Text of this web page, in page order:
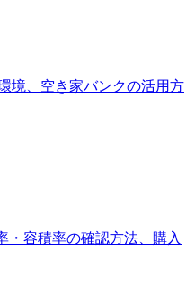
境、空き家バンクの活用方
・容積率の確認方法、購入